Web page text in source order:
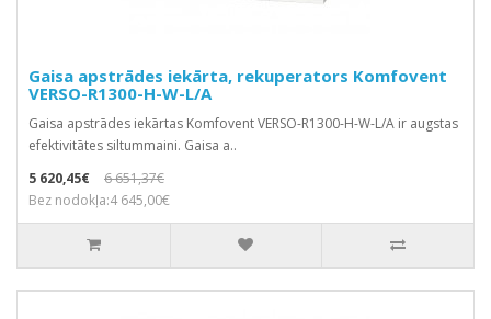
Gaisa apstrādes iekārta, rekuperators Komfovent
VERSO-R1300-H-W-L/A
Gaisa apstrādes iekārtas Komfovent VERSO-R1300-H-W-L/A ir augstas
efektivitātes siltummaini. Gaisa a..
5 620,45€
6 651,37€
Bez nodokļa:4 645,00€